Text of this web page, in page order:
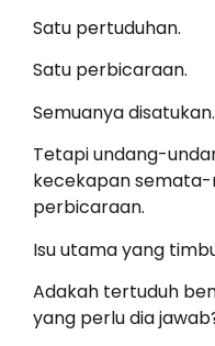
Satu pertuduhan.
Satu perbicaraan.
Semuanya disatukan.
Tetapi undang-
kecekapan
perbicaraan.
Isu utama yang
Adakah tertuduh
yang perlu dia